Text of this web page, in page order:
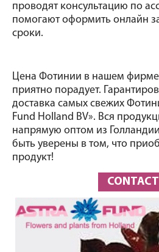
проводят консультацию по
помогают оформить онлайн
сроки.
Цена Фотинии в нашем
приятно порадует.
доставка самых свежих
Fund Holland BV». Вся
напрямую оптом из
быть уверены в том, что
продукт!